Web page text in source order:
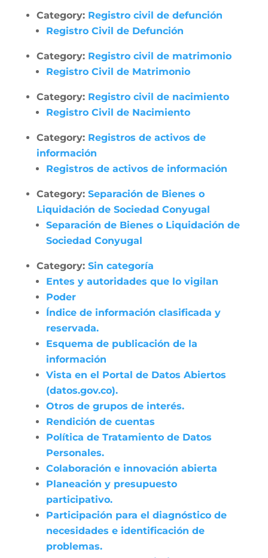
Category: Registro civil de defunción
Registro Civil de Defunción
Category: Registro civil de matrimonio
Registro Civil de Matrimonio
Category: Registro civil de nacimiento
Registro Civil de Nacimiento
Category: Registros de activos de
información
Registros de activos de información
Category: Separación de Bienes o
Liquidación de Sociedad Conyugal
Separación de Bienes o Liquidación de
Sociedad Conyugal
Category: Sin categoría
Entes y autoridades que lo vigilan
Poder
Índice de información clasificada y
reservada.
Esquema de publicación de la
información
Vista en el Portal de Datos Abiertos
(datos.gov.co).
Otros de grupos de interés.
Rendición de cuentas
Política de Tratamiento de Datos
Personales.
Colaboración e innovación abierta
Planeación y presupuesto
participativo.
Participación para el diagnóstico de
necesidades e identificación de
problemas.